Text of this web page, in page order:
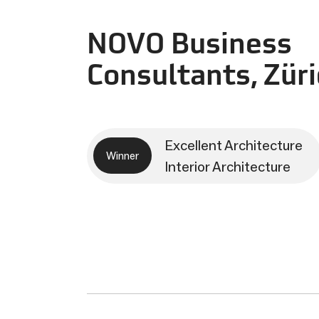
NOVO Business
Consultants,
Winner
Excellent Architecture
Interior Architecture